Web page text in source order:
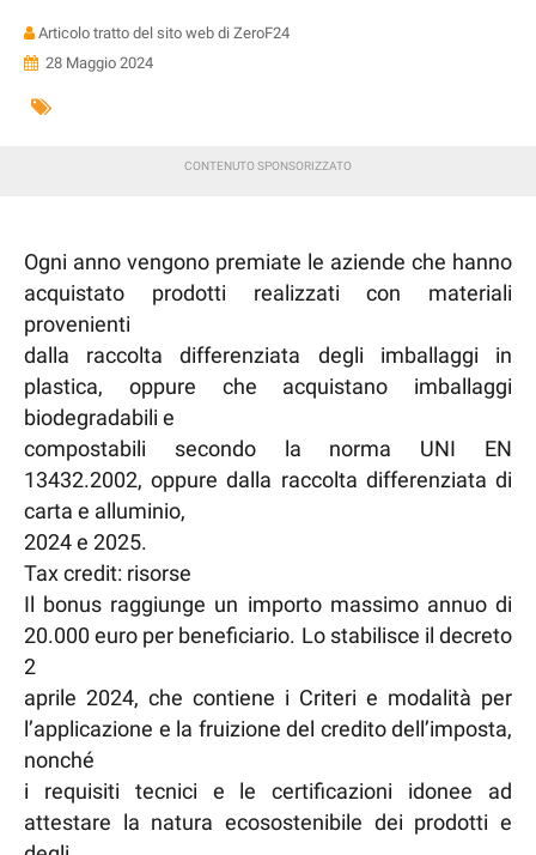
Articolo tratto del sito web di ZeroF24
28 Maggio 2024
Ogni anno vengono premiate le aziende che hanno
acquistato prodotti realizzati con materiali
provenienti
dalla raccolta differenziata degli imballaggi in
plastica, oppure che acquistano imballaggi
biodegradabili e
compostabili secondo la norma UNI EN
13432.2002, oppure dalla raccolta differenziata di
carta e alluminio,
2024 e 2025.
Tax credit: risorse
Il bonus raggiunge un importo massimo annuo di
20.000 euro per beneficiario. Lo stabilisce il decreto
2
aprile 2024, che contiene i Criteri e modalità per
l’applicazione e la fruizione del credito dell’imposta,
nonché
i requisiti tecnici e le certificazioni idonee ad
attestare la natura ecosostenibile dei prodotti e